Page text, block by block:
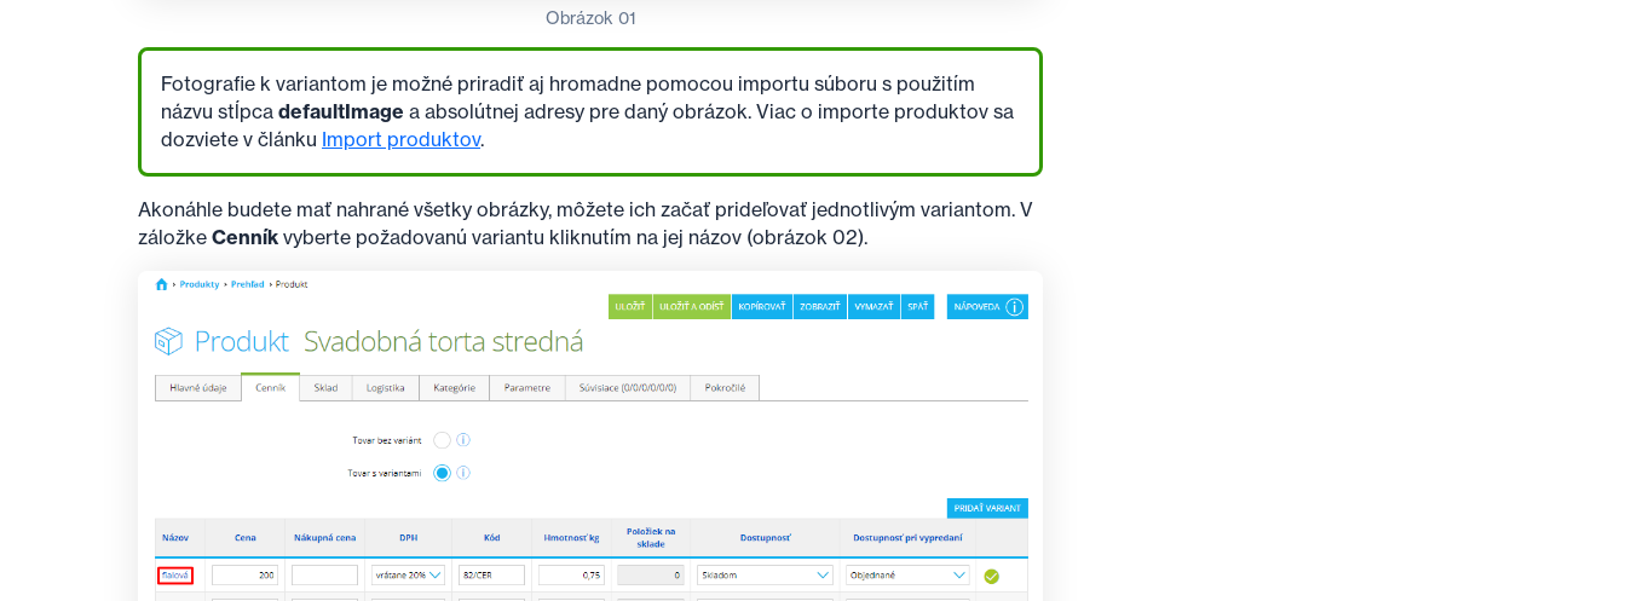
Obrázok 01
Fotografie k variantom je možné priradiť aj hromadne pomocou importu súboru s použitím
názvu stĺpca defaultImage a absolútnej adresy pre daný obrázok. Viac o importe produktov sa
dozviete v článku Import produktov.
Akonáhle budete mať nahrané všetky obrázky, môžete ich začať prideľovať jednotlivým variantom. V
záložke Cenník vyberte požadovanú variantu kliknutím na jej názov (obrázok 02).